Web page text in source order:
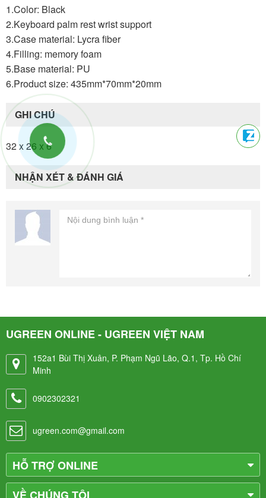
1.Color: Black
2.Keyboard palm rest wrist support
3.Case material: Lycra fiber
4.Filling: memory foam
5.Base material: PU
6.Product size: 435mm*70mm*20mm
GHI CHÚ
32 x 26 x 6
NHẬN XÉT & ĐÁNH GIÁ
UGREEN ONLINE - UGREEN VIỆT NAM
152a1 Bùi Thị Xuân, P. Phạm Ngũ Lão, Q.1, Tp. Hồ Chí
Minh
0902302321
ugreen.com@gmail.com
HỖ TRỢ ONLINE
VỀ CHÚNG TÔI